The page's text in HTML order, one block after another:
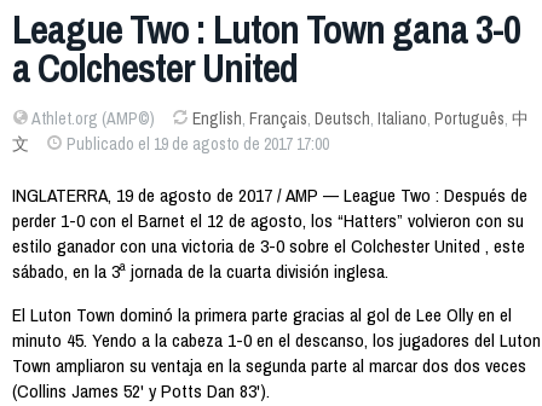
League Two : Luton Town gana 3-0
a Colchester United
Athlet.org (AMP©) English, Français, Deutsch, Italiano, Português, 中
文
Publicado el 19 de agosto de 2017 17:00
INGLATERRA, 19 de agosto de 2017 / AMP — League Two : Después de
perder 1-0 con el Barnet el 12 de agosto, los “Hatters” volvieron con su
estilo ganador con una victoria de 3-0 sobre el Colchester United , este
sábado, en la 3ª jornada de la cuarta división inglesa.
El Luton Town dominó la primera parte gracias al gol de Lee Olly en el
minuto 45. Yendo a la cabeza 1-0 en el descanso, los jugadores del Luton
Town ampliaron su ventaja en la segunda parte al marcar dos dos veces
(Collins James 52' y Potts Dan 83').